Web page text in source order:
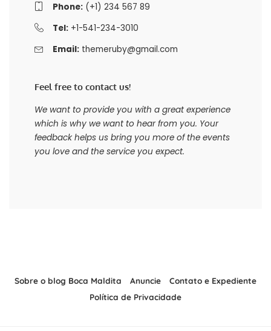
Phone:(+1) 234 567 89
Tel:+1-541-234-3010
Email: themeruby@gmail.com
Feel free to contact us!
We want to provide you with a great experience
which is why we want to hear from you. Your
feedback helps us bring you more of the events
you love and the service you expect.
Sobre o blog Boca Maldita Anuncie
Contato e Expediente
Política de Privacidade